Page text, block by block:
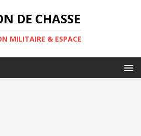
DE CHASSE
MILITAIRE & ESPACE